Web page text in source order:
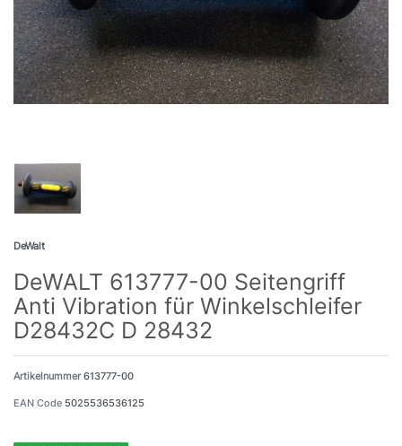
DeWalt
DeWALT 613777-00 Seitengriff
Anti Vibration für Winkelschleifer
D28432C D 28432
Artikelnummer613777-00
EAN Code 5025536536125